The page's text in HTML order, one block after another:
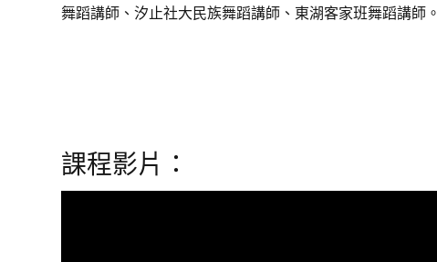
舞蹈講師、汐止社大民族舞蹈講師、東湖客家班舞蹈講師。
課程影片：